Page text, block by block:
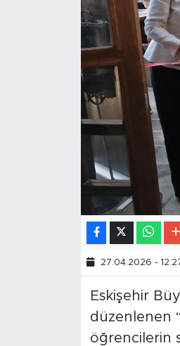
27.04.2026 -
Eskişehir
düzenlenen
öğrencilerin